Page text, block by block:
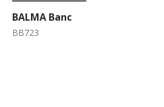
BALMA Banc
BB723